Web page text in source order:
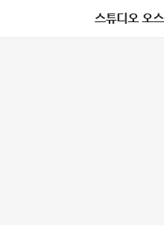
스튜디오 오